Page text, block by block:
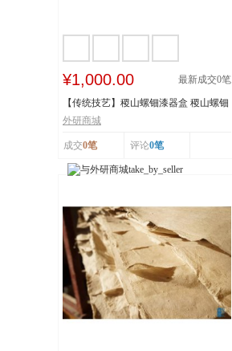
¥1,000.00 最新成交0笔
【传统技艺】稷山螺钿漆器盒 稷山螺钿
漆器髹饰技...
外研商城
成交0笔 评论0笔